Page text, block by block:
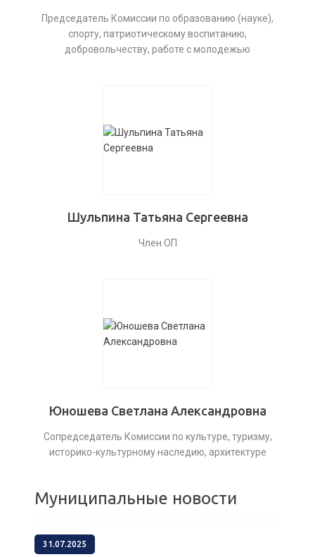
Председатель Комиссии по образованию (науке),
спорту, патриотическому воспитанию,
добровольчеству, работе c молодежью
Шульпина Татьяна Сергеевна
Член ОП
Юношева Светлана Александровна
Сопредседатель Комиссии по культуре, туризму,
историко-культурному наследию, архитектуре
Муниципальные новости
31.07.2025